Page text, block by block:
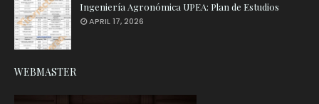
Ingeniería Agronómica UPEA: Plan de Estudios
APRIL 17, 2026
WEBMASTER